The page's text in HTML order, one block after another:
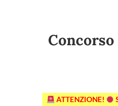
ATTENZIONE!